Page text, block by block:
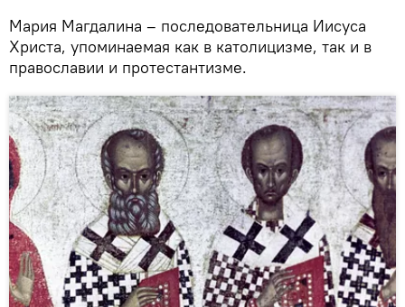
Мария Магдалина – последовательница Иисуса
Христа, упоминаемая как в католицизме, так и в
православии и протестантизме.